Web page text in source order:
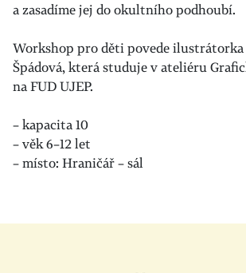
a zasadíme jej do okultního podhoubí.
Workshop pro děti povede ilustrátorka
Špádová, která studuje v ateliéru
na FUD UJEP.
– kapacita 10
– věk 6–12 let
– místo: Hraničář – sál